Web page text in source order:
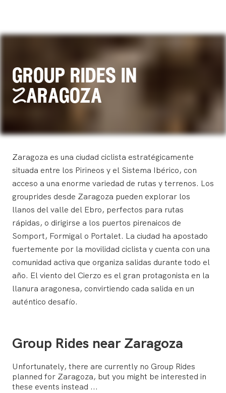
group rides in
Zaragoza
Zaragoza es una ciudad ciclista estratégicamente
situada entre los Pirineos y el Sistema Ibérico, con
acceso a una enorme variedad de rutas y terrenos. Los
grouprides desde Zaragoza pueden explorar los
llanos del valle del Ebro, perfectos para rutas
rápidas, o dirigirse a los puertos pirenaicos de
Somport, Formigal o Portalet. La ciudad ha apostado
fuertemente por la movilidad ciclista y cuenta con una
comunidad activa que organiza salidas durante todo el
año. El viento del Cierzo es el gran protagonista en la
llanura aragonesa, convirtiendo cada salida en un
auténtico desafío.
Group Rides near Zaragoza
Unfortunately, there are currently no Group Rides
planned for Zaragoza, but you might be interested in
these events instead ...